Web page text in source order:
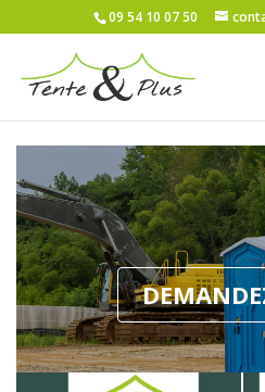
09 54 10 07 50